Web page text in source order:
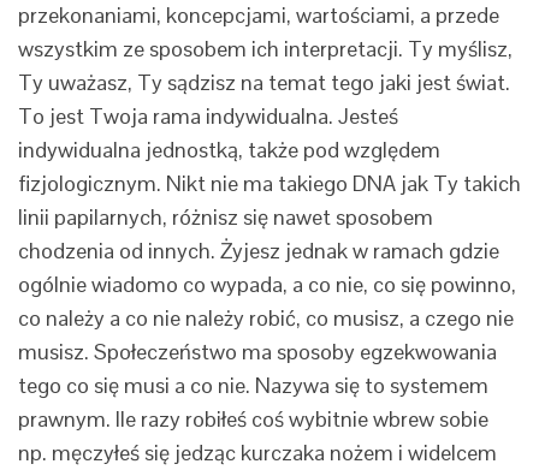
przekonaniami, koncepcjami, wartościami, a przede
wszystkim ze sposobem ich interpretacji. Ty myślisz,
Ty uważasz, Ty sądzisz na temat tego jaki jest świat.
To jest Twoja rama indywidualna. Jesteś
indywidualna jednostką, także pod względem
fizjologicznym. Nikt nie ma takiego DNA jak Ty takich
linii papilarnych, różnisz się nawet sposobem
chodzenia od innych. Żyjesz jednak w ramach gdzie
ogólnie wiadomo co wypada, a co nie, co się powinno,
co należy a co nie należy robić, co musisz, a czego nie
musisz. Społeczeństwo ma sposoby egzekwowania
tego co się musi a co nie. Nazywa się to systemem
prawnym. Ile razy robiłeś coś wybitnie wbrew sobie
np. męczyłeś się jedząc kurczaka nożem i widelcem